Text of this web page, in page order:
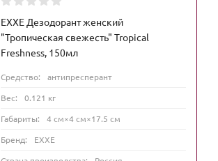
EXXE Дезодорант женский
"Тропическая свежесть" Tropical
Freshness, 150мл
Средство:
антипресперант
Вес:
0.121 кг
Габариты:
4 см×4 см×17.5 см
Бренд:
EXXE